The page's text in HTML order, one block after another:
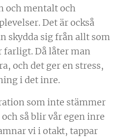
och mentalt och
Det är också
skydda sig från allt som
farligt. Då låter man
och det ger en stress,
i det inre.
som inte stämmer
så blir vår egen inre
vi i otakt, tappar